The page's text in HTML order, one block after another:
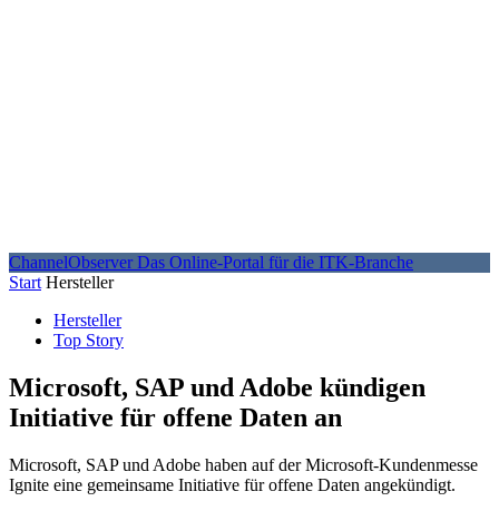
ChannelObserver Das Online-Portal für die ITK-Branche
Start Hersteller
Hersteller
Top Story
Microsoft, SAP und Adobe kündigen
Initiative für offene Daten an
Microsoft, SAP und Adobe haben auf der Microsoft-Kundenmesse
Ignite eine gemeinsame Initiative für offene Daten angekündigt.